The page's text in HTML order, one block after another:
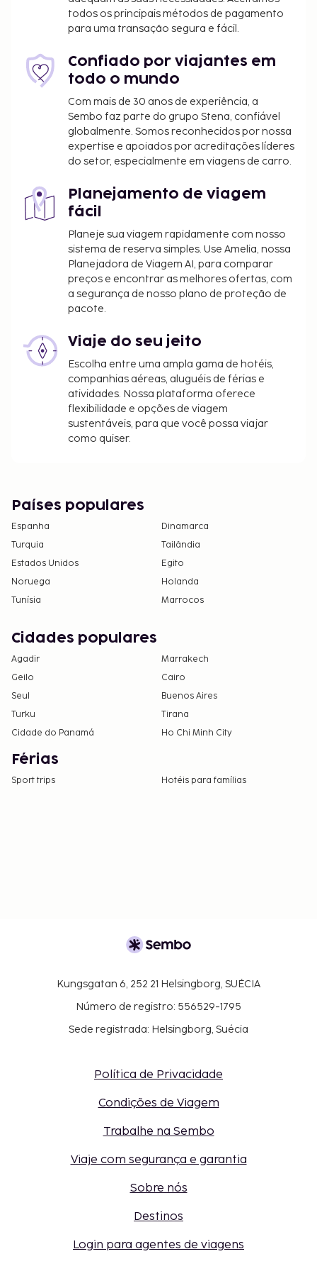
pequeno-almoço buffet grátis, servido diariamente
entre as 8:30 e as 10:00.
deverão estar presentes durante o registo de
entrada e exibir o respetivo documento de
identificação ou passaporte.
Devido às regulamentações nacionais, as
transações em numerário neste alojamento
não poderão exceder 5000 EUR. Para mais
informações, contacte o alojamento através
reserva.
O alojamento dispõe de quartos
contíguos/comunicantes, sujeitos a
disponibilidade. Contacte diretamente o
alojamento através do número de telefone
incluído na confirmação de reserva.
todos os principais métodos de pagamento
para uma transação segura e fácil.
Confiado por viajantes em
todo o mundo
Com mais de 30 anos de experiência, a
Sembo faz parte do grupo Stena, confiável
globalmente. Somos reconhecidos por nossa
expertise e apoiados por acreditações líderes
do setor, especialmente em viagens de carro.
Planejamento de viagem
fácil
Planeje sua viagem rapidamente com nosso
sistema de reserva simples. Use Amelia, nossa
Planejadora de Viagem AI, para comparar
preços e encontrar as melhores ofertas, com
a segurança de nosso plano de proteção de
pacote.
Viaje do seu jeito
Escolha entre uma ampla gama de hotéis,
companhias aéreas, aluguéis de férias e
atividades. Nossa plataforma oferece
flexibilidade e opções de viagem
sustentáveis, para que você possa viajar
como quiser.
Países populares
Espanha
Dinamarca
Turquia
Tailândia
Estados Unidos
Egito
Noruega
Holanda
Tunísia
Marrocos
Cidades populares
Agadir
Marrakech
Geilo
Cairo
Seul
Buenos Aires
Turku
Tirana
Cidade do Panamá
Ho Chi Minh City
Férias
Sport trips Hotéis para famílias
Kungsgatan 6, 252 21 Helsingborg, SUÉCIA
Número de registro: 556529-1795
Sede registrada: Helsingborg, Suécia
Política de Privacidade
Condições de Viagem
Trabalhe na Sembo
Viaje com segurança e garantia
Sobre nós
Destinos
Login para agentes de viagens